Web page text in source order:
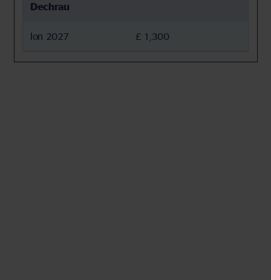
Dechrau
Ion 2027 £ 1,300